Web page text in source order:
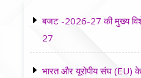
बजट -2026-27 की मुख्य
27
भारत और यूरोपीय संघ (EU) के